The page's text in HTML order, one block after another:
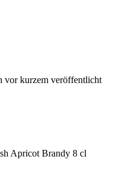
vor kurzem veröffentlicht
Apricot Brandy 8 cl